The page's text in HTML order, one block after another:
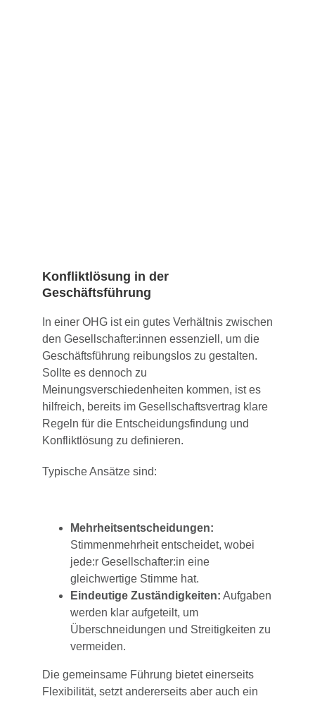
Konfliktlösung in der
Geschäftsführung
In einer OHG ist ein gutes Verhältnis zwischen
den Gesellschafter:innen essenziell, um die
Geschäftsführung reibungslos zu gestalten.
Sollte es dennoch zu
Meinungsverschiedenheiten kommen, ist es
hilfreich, bereits im Gesellschaftsvertrag klare
Regeln für die Entscheidungsfindung und
Konfliktlösung zu definieren.
Typische Ansätze sind:
Mehrheitsentscheidungen:
Stimmenmehrheit entscheidet, wobei
jede:r Gesellschafter:in eine
gleichwertige Stimme hat.
Eindeutige Zuständigkeiten: Aufgaben
werden klar aufgeteilt, um
Überschneidungen und Streitigkeiten zu
vermeiden.
Die gemeinsame Führung bietet einerseits
Flexibilität, setzt andererseits aber auch ein